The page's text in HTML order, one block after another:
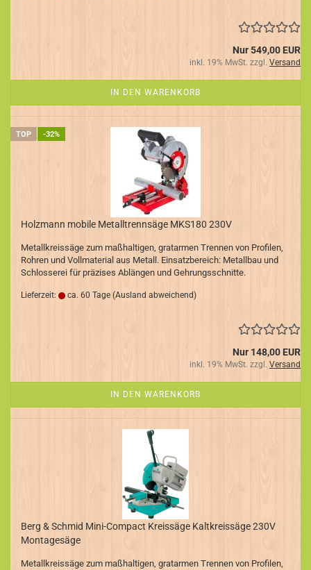
Nur 549,00 EUR
inkl. 19% MwSt. zzgl. Versand
IN DEN WARENKORB
TOP -32%
Holzmann mobile Metalltrennsäge MKS180 230V
Metallkreissäge zum maßhaltigen, gratarmen Trennen von Profilen,
Rohren und Vollmaterial aus Metall. Einsatzbereich: Metallbau und
Schlosserei für präzises Ablängen und Gehrungsschnitte.
Lieferzeit: ca. 60 Tage (Ausland abweichend)
Nur 148,00 EUR
inkl. 19% MwSt. zzgl. Versand
IN DEN WARENKORB
Berg & Schmid Mini-Compact Kreissäge Kaltkreissäge 230V
Montagesäge
Metallkreissäge zum maßhaltigen, gratarmen Trennen von Profilen,